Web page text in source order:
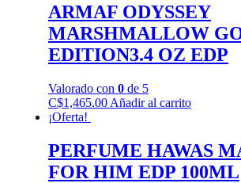
ARMAF ODYSSEY
MARSHMALLOW
EDITION3.4 OZ EDP
Valorado con 0de 5
C$1,465.00 Añadir al carrito
¡Oferta!
PERFUME HAWAS
FOR HIM EDP 100ML